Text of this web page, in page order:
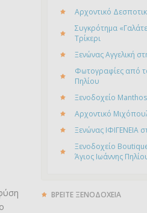
Αρχοντικό
Συγκρότημα
Τρίκερι
Ξενώνας Αγγελική
Φωτογραφίες από
Πηλίου
Ξενοδοχείο
Αρχοντικό
Ξενώνας ΙΦΙΓΕΝΕΙΑ
Ξενοδοχείο
Άγιος Ιωάννης
ΒΡΕΙΤΕ ΞΕΝΟΔΟΧΕΙΑ